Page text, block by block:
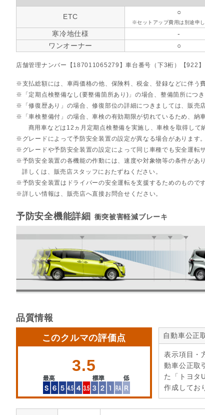
ETC
○
※セットアップ費用は別途申
寒冷地仕様 -
ワンオーナー
○
店舗管理ナンバー【187011065279】車台番号（下3桁）【922】
支払総額には、車両価格の他、保険料、税金、登録などに伴う
「定期点検整備なし(要整備箇所あり)」の場合、整備箇所につ
「修復歴あり」の場合、修復部位の詳細につきましては、販売
「車検整備付」の場合、車検の有効期限が切れているため、納
商用車などは12ヵ月定期点検整備を実施し、車検を取得して
グレードによって予防安全装置の設定が異なる場合があります。
グレードや予防安全装置の設定によって同じ車種でも安全運転
予防安全装置の各機能の作動には、速度や対象物等の条件があ
詳しくは、販売店スタッフにおたずねください。
予防安全装置はドライバーの安全運転を支援するためのもので
詳しい情報は、販売店へ直接お問合せください。
予防安全機能詳細 衝突被害軽減ブレーキ
品質情報
このクルマの評価点
3.5
自動車公正
表示項目・
動車公正取
た「トヨタ
作成してお